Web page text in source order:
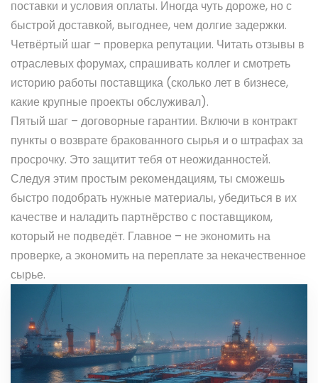
поставки и условия оплаты. Иногда чуть дороже, но с
быстрой доставкой, выгоднее, чем долгие задержки.
Четвёртый шаг – проверка репутации. Читать отзывы в
отраслевых форумах, спрашивать коллег и смотреть
историю работы поставщика (сколько лет в бизнесе,
какие крупные проекты обслуживал).
Пятый шаг – договорные гарантии. Включи в контракт
пункты о возврате бракованного сырья и о штрафах за
просрочку. Это защитит тебя от неожиданностей.
Следуя этим простым рекомендациям, ты сможешь
быстро подобрать нужные материалы, убедиться в их
качестве и наладить партнёрство с поставщиком,
который не подведёт. Главное – не экономить на
проверке, а экономить на переплате за некачественное
сырье.